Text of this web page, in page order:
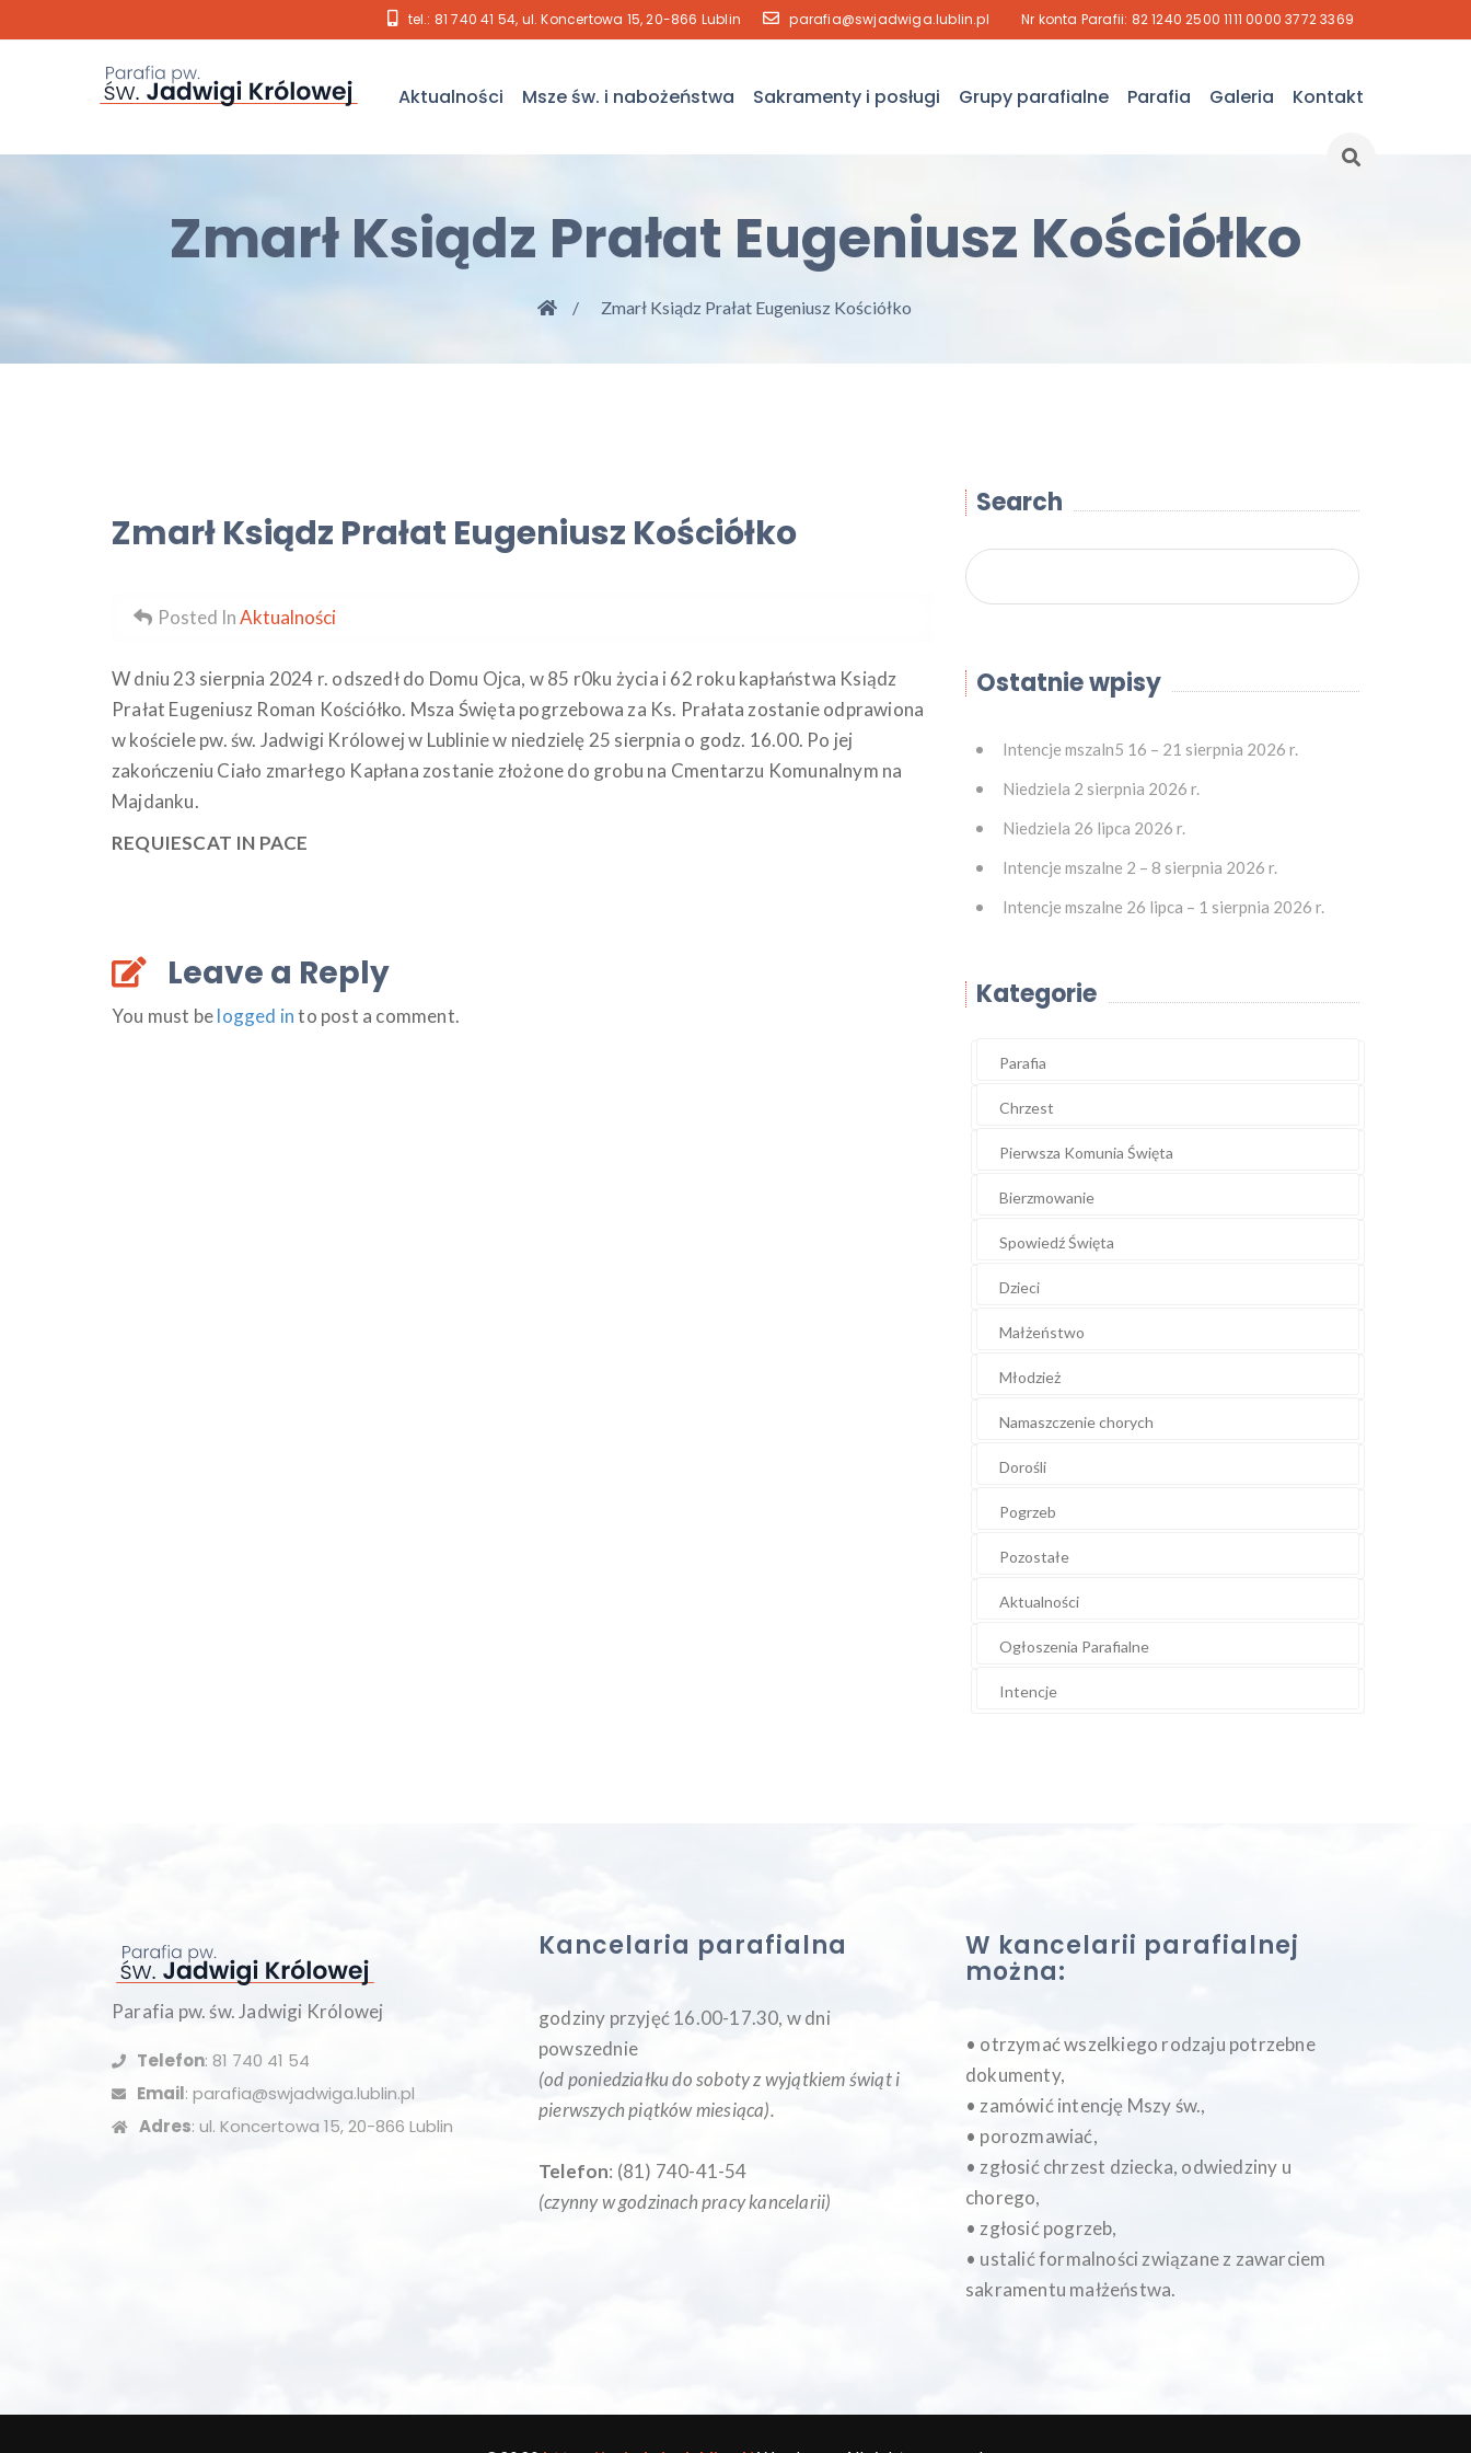
tel.: 81 740 41 54, ul. Koncertowa 15, 20-866 Lublin parafia@swjadwiga.lublin.pl Nr konta Parafii: 82 1240 2500 1111 0000 3772 3369
Aktualności Msze św. i nabożeństwa Sakramenty i posługi Grupy parafialne Parafia Galeria Kontakt
Zmarł Ksiądz Prałat Eugeniusz Kościółko
Zmarł Ksiądz Prałat Eugeniusz Kościółko
Zmarł Ksiądz Prałat Eugeniusz Kościółko
Posted InAktualności
W dniu 23 sierpnia 2024 r. odszedł do Domu Ojca, w 85 r0ku życia i 62 roku kapłaństwa Ksiądz
Prałat Eugeniusz Roman Kościółko. Msza Święta pogrzebowa za Ks. Prałata zostanie odprawiona
w kościele pw. św. Jadwigi Królowej w Lublinie w niedzielę 25 sierpnia o godz. 16.00. Po jej
zakończeniu Ciało zmarłego Kapłana zostanie złożone do grobu na Cmentarzu Komunalnym na
Majdanku.
REQUIESCAT IN PACE
Leave a Reply
You must belogged into post a comment.
Search
Ostatnie wpisy
Intencje mszaln5 16 – 21 sierpnia 2026 r.
Niedziela 2 sierpnia 2026 r.
Niedziela 26 lipca 2026 r.
Intencje mszalne 2 – 8 sierpnia 2026 r.
Intencje mszalne 26 lipca – 1 sierpnia 2026 r.
Kategorie
Parafia
Chrzest
Pierwsza Komunia Święta
Bierzmowanie
Spowiedź Święta
Dzieci
Małżeństwo
Młodzież
Namaszczenie chorych
Dorośli
Pogrzeb
Pozostałe
Aktualności
Ogłoszenia Parafialne
Intencje
Parafia pw. św. Jadwigi Królowej
Telefon: 81 740 41 54
Email: parafia@swjadwiga.lublin.pl
Adres: ul. Koncertowa 15, 20-866 Lublin
Kancelaria parafialna
godziny przyjęć 16.00-17.30, w dni
powszednie
(od poniedziałku do soboty z wyjątkiem świąt i
pierwszych piątków miesiąca).
Telefon: (81) 740-41-54
(czynny w godzinach pracy kancelarii)
W kancelarii parafialnej
można:
• otrzymać wszelkiego rodzaju potrzebne
dokumenty,
• zamówić intencję Mszy św.,
• porozmawiać,
• zgłosić chrzest dziecka, odwiedziny u
chorego,
• zgłosić pogrzeb,
• ustalić formalności związane z zawarciem
sakramentu małżeństwa.